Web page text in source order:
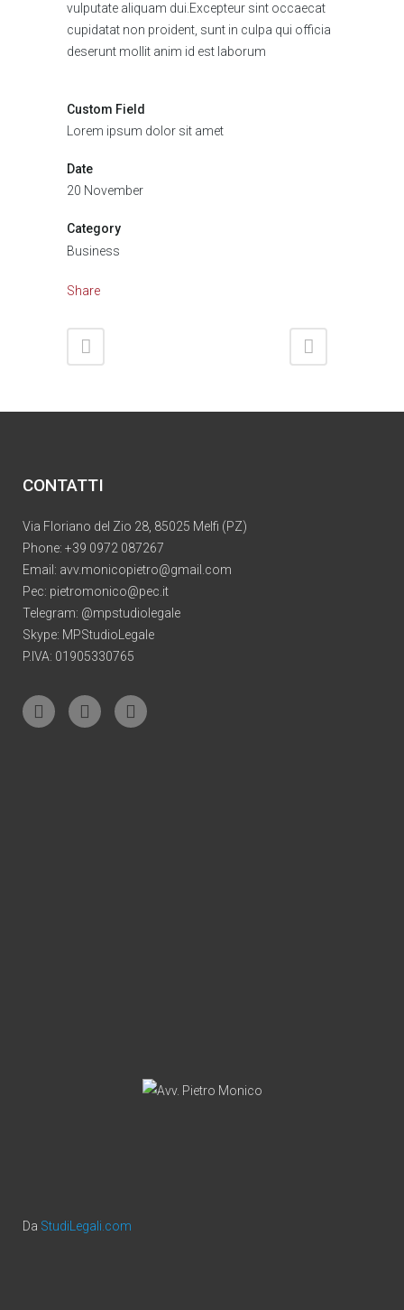
vulputate aliquam dui.Excepteur sint occaecat
cupidatat non proident, sunt in culpa qui officia
deserunt mollit anim id est laborum
Custom Field
Lorem ipsum dolor sit amet
Date
20 November
Category
Business
Share
CONTATTI
Via Floriano del Zio 28, 85025 Melfi (PZ)
Phone: +39 0972 087267
Email: avv.monicopietro@gmail.com
Pec: pietromonico@pec.it
Telegram: @mpstudiolegale
Skype: MPStudioLegale
P.IVA: 01905330765
Da StudiLegali.com